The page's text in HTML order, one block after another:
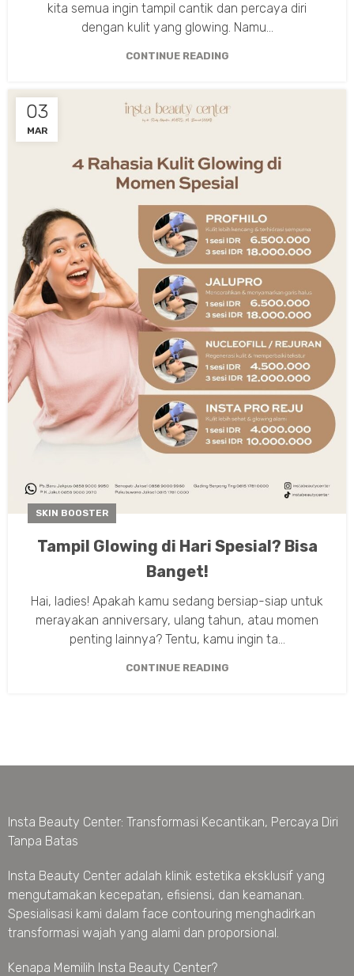
kita semua ingin tampil cantik dan percaya diri
dengan kulit yang glowing. Namu...
CONTINUE READING
03
MAR
SKIN BOOSTER
Tampil Glowing di Hari Spesial? Bisa
Banget!
Hai, ladies! Apakah kamu sedang bersiap-siap untuk
merayakan anniversary, ulang tahun, atau momen
penting lainnya? Tentu, kamu ingin ta...
CONTINUE READING
Insta Beauty Center: Transformasi Kecantikan, Percaya Diri
Tanpa Batas
Insta Beauty Center adalah klinik estetika eksklusif yang
mengutamakan kecepatan, efisiensi, dan keamanan.
Spesialisasi kami dalam face contouring menghadirkan
transformasi wajah yang alami dan proporsional.
Kenapa Memilih Insta Beauty Center?